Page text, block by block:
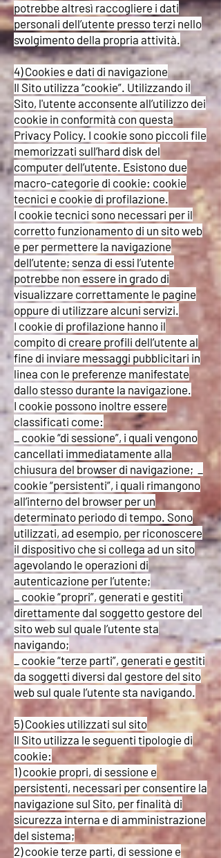
potrebbe altresì raccogliere i dati
personali dell’utente presso terzi nello
svolgimento della propria attività.
4) Cookies e dati di navigazione
Il Sito utilizza “cookie”. Utilizzando il
Sito, l'utente acconsente all’utilizzo dei
cookie in conformità con questa
Privacy Policy. I cookie sono piccoli file
memorizzati sull’hard disk del
computer dell’utente. Esistono due
macro-categorie di cookie: cookie
tecnici e cookie di profilazione.
I cookie tecnici sono necessari per il
corretto funzionamento di un sito web
e per permettere la navigazione
dell’utente; senza di essi l’utente
potrebbe non essere in grado di
visualizzare correttamente le pagine
oppure di utilizzare alcuni servizi.
I cookie di profilazione hanno il
compito di creare profili dell’utente al
fine di inviare messaggi pubblicitari in
linea con le preferenze manifestate
dallo stesso durante la navigazione.
I cookie possono inoltre essere
classificati come:
_ cookie “di sessione”, i quali vengono
cancellati immediatamente alla
chiusura del browser di navigazione; _
cookie “persistenti”, i quali rimangono
all’interno del browser per un
determinato periodo di tempo. Sono
utilizzati, ad esempio, per riconoscere
il dispositivo che si collega ad un sito
agevolando le operazioni di
autenticazione per l’utente;
_ cookie “propri”, generati e gestiti
direttamente dal soggetto gestore del
sito web sul quale l’utente sta
navigando;
_ cookie “terze parti”, generati e gestiti
da soggetti diversi dal gestore del sito
web sul quale l’utente sta navigando.
5) Cookies utilizzati sul sito
Il Sito utilizza le seguenti tipologie di
cookie:
1) cookie propri, di sessione e
persistenti, necessari per consentire la
navigazione sul Sito, per finalità di
sicurezza interna e di amministrazione
del sistema;
2) cookie terze parti, di sessione e